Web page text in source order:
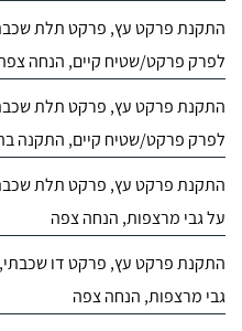
התקנת פרקט עץ, פרקט תלת
לפרק פרקט/שטיח קיים, הנחה
התקנת פרקט עץ, פרקט תלת
לפרק פרקט/שטיח קיים, התקנה
התקנת פרקט עץ, פרקט תלת
על גבי מרצפות, הנחה צפה
התקנת פרקט עץ, פרקט דו שכבתי,
גבי מרצפות, הנחה צפה